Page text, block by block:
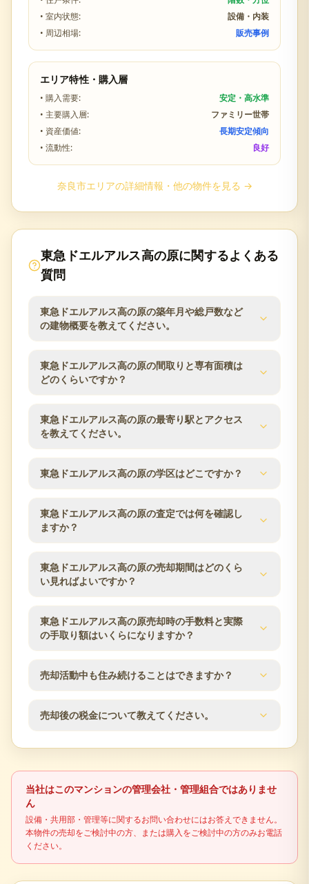
• 室内状態:
設備・内装
• 周辺相場:
販売事例
エリア特性・購入層
• 購入需要:
安定・高水準
• 主要購入層:
ファミリー世帯
• 資産価値:
長期安定傾向
• 流動性:
良好
奈良市エリアの詳細情報・他の物件を見る →
東急ドエルアルス高の原に関するよくある
質問
東急ドエルアルス高の原の築年月や総戸数など
の建物概要を教えてください。
東急ドエルアルス高の原の建物概要は次のとおりで
す。築年月は1990年8月、総戸数は200戸、建物は地
地権利は所有権です。分譲会社は東急不動産、施工
会社は鴻池組、管理会社は大和ライフネクスト、管
理方式は日勤です。査定時にはこれらの建物条件と
管理状況を確認します。
東急ドエルアルス高の原の間取りと専有面積は
どのくらいですか？
東急ドエルアルス高の原の分譲時の公表値では、専
有面積は72.20m²〜143.98m²です。同じマンション
ご所有住戸の条件をもとに査定します。
東急ドエルアルス高の原の最寄り駅とアクセス
を教えてください。
東急ドエルアルス高の原の交通アクセスは近鉄京都
線／高の原駅 バス5分 左京四丁目バス停 徒歩3分で
す。所在地は奈良県奈良市左京3丁目6です。駅から
の距離や利用できる路線は、マンション売却時の検
討条件としてよく確認される項目です。
東急ドエルアルス高の原の学区はどこですか？
分譲時の公表情報では、小学校区は左京小学校、中
学校区は平城東中学校です。学区は自治体の区域変
市の教育委員会などでご確認ください。
東急ドエルアルス高の原の査定では何を確認し
ますか？
東急ドエルアルス高の原の査定では、築年数、階
数、方位、専有面積、間取り、室内状態、管理状
市エリアの市場動向も踏まえ、売却方針をご提案し
ます。
東急ドエルアルス高の原の売却期間はどのくら
い見ればよいですか？
売却期間は販売価格、住戸条件、市場状況、内覧対
応のしやすさによって変わります。査定時に近隣の
の目安をご案内します。
東急ドエルアルス高の原売却時の手数料と実際
の手取り額はいくらになりますか？
仲介手数料は成約価格の3％+6万円（税別）が上限で
す。登記費用、住宅ローン残債、譲渡所得税の可能
性なども含め、査定時に概算の手取り額を確認でき
ます。
売却活動中も住み続けることはできますか？
はい、居住しながらの売却活動が可能です。見学希
望者との日程調整など、ご都合に合わせて柔軟に対
売却後の税金について教えてください。
不動産売却時には譲渡所得税が発生する場合があり
士などの専門家に確認してください。
当社はこのマンションの管理会社・管理組合ではありませ
ん
設備・共用部・管理等に関するお問い合わせにはお答えできません。
本物件の売却をご検討中の方、または購入をご検討中の方のみお電話
ください。